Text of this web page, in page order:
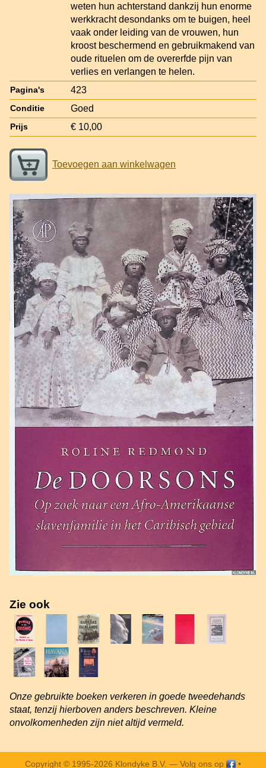
weten hun achterstand dankzij hun enorme
werkkracht desondanks om te buigen, heel
vaak onder leiding van de vrouwen, hun
kroost beschermend en gebruikmakend van
oude rituelen om de overerfde pijn van
verlies en verlangen te helen.
Pagina's 423
Conditie Goed
Prijs € 10,00
Toevoegen aan winkelwagen
Zie ook
Onze gebruikte boeken verkeren in goede tweedehands
staat, tenzij hierboven anders beschreven. Kleine
onvolkomenheden zijn niet altijd vermeld.
Copyright © 1995-2026 Klondyke B.V. — Volg ons op •